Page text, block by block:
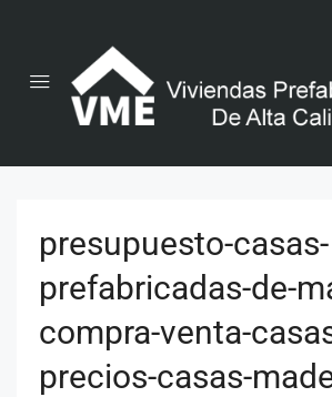
presupuesto-casas-
prefabricadas-de-
compra-venta-
precios-casas-